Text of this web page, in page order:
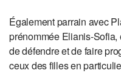
Également parrain avec
prénommée Elianis-
de défendre et de faire
ceux des filles en